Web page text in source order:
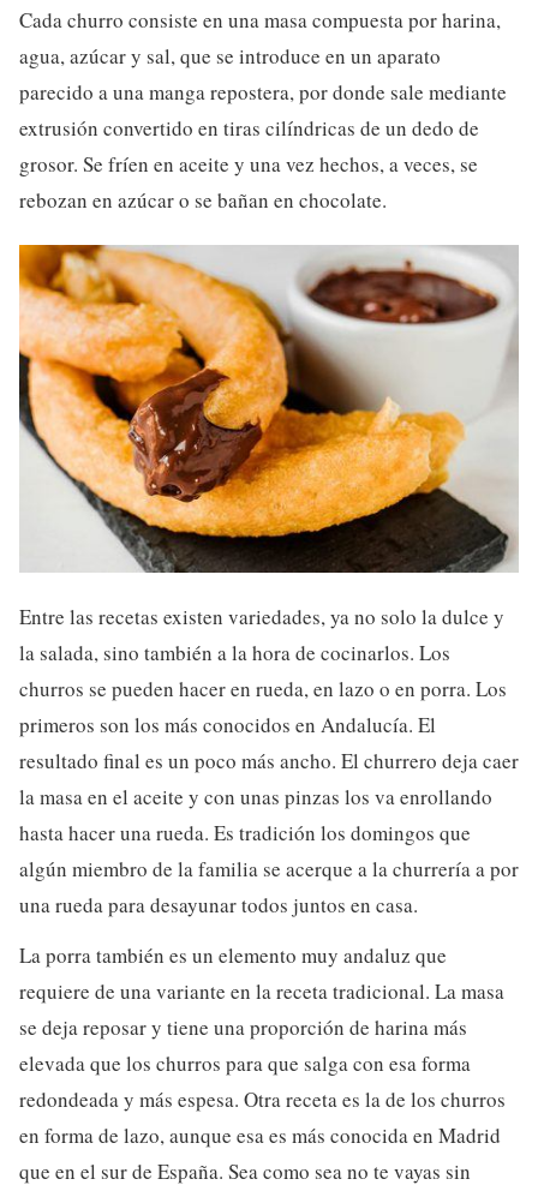
Cada churro consiste en una masa compuesta por harina,
agua, azúcar y sal, que se introduce en un aparato
parecido a una manga repostera, por donde sale mediante
extrusión convertido en tiras cilíndricas de un dedo de
grosor. Se fríen en aceite y una vez hechos, a veces, se
rebozan en azúcar o se bañan en chocolate.
Entre las recetas existen variedades, ya no solo la dulce y
la salada, sino también a la hora de cocinarlos. Los
churros se pueden hacer en rueda, en lazo o en porra. Los
primeros son los más conocidos en Andalucía. El
resultado final es un poco más ancho. El churrero deja caer
la masa en el aceite y con unas pinzas los va enrollando
hasta hacer una rueda. Es tradición los domingos que
algún miembro de la familia se acerque a la churrería a por
una rueda para desayunar todos juntos en casa.
La porra también es un elemento muy andaluz que
requiere de una variante en la receta tradicional. La masa
se deja reposar y tiene una proporción de harina más
elevada que los churros para que salga con esa forma
redondeada y más espesa. Otra receta es la de los churros
en forma de lazo, aunque esa es más conocida en Madrid
que en el sur de España. Sea como sea no te vayas sin